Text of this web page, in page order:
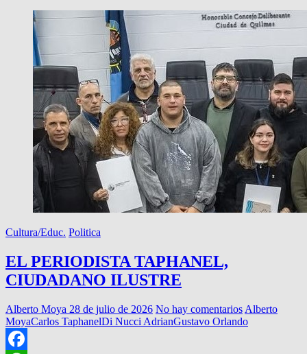
CON
Cultura/Educ. Politica
EL PERIODISTA TAPHANEL,
CIUDADANO ILUSTRE
Alberto Moya 28 de julio de 2026 No hay comentarios Alberto
MoyaCarlos TaphanelDi Nucci AdrianGustavo Orlando